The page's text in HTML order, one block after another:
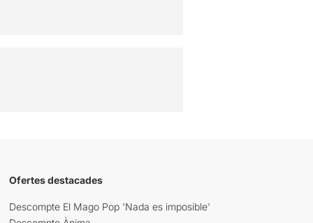
Ofertes destacades
Descompte El Mago Pop 'Nada es imposible'